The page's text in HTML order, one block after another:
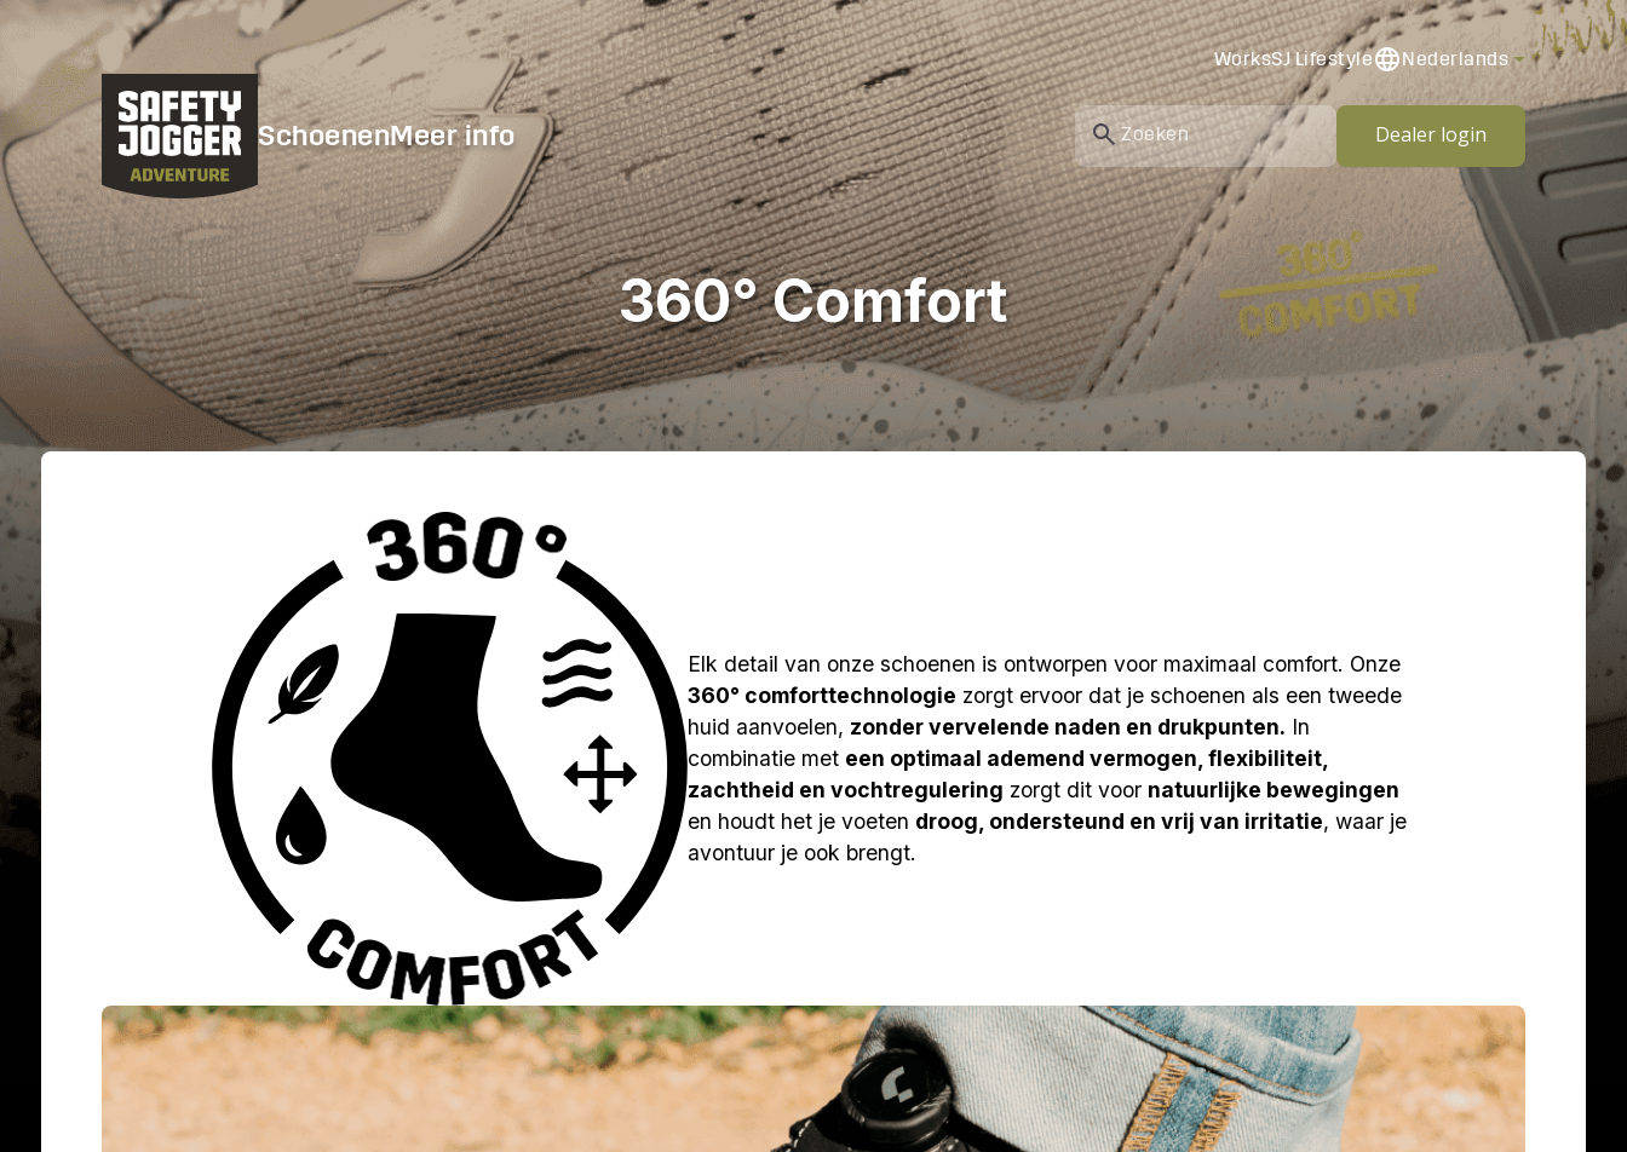
WorksSJ Lifestyle Nederlands
SchoenenMeer info Dealer login
360° Comfort
Elk detail van onze schoenen is ontworpen voor maximaal comfort. Onze
360° comforttechnologie zorgt ervoor dat je schoenen als een tweede
huid aanvoelen, zonder vervelende naden en drukpunten. In
combinatie met een optimaal ademend vermogen, flexibiliteit,
zachtheid en vochtregulering zorgt dit voor natuurlijke bewegingen
en houdt het je voeten droog, ondersteund en vrij van irritatie, waar je
avontuur je ook brengt.